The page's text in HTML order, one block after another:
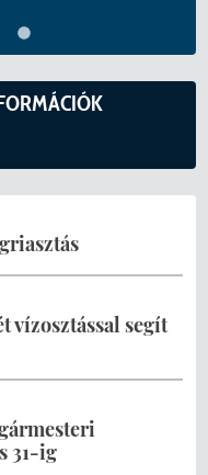
ASP
energetikai
elvezetés
II. ütem
250 000
nyert az
Allergia
vízosztással segít
31-ig